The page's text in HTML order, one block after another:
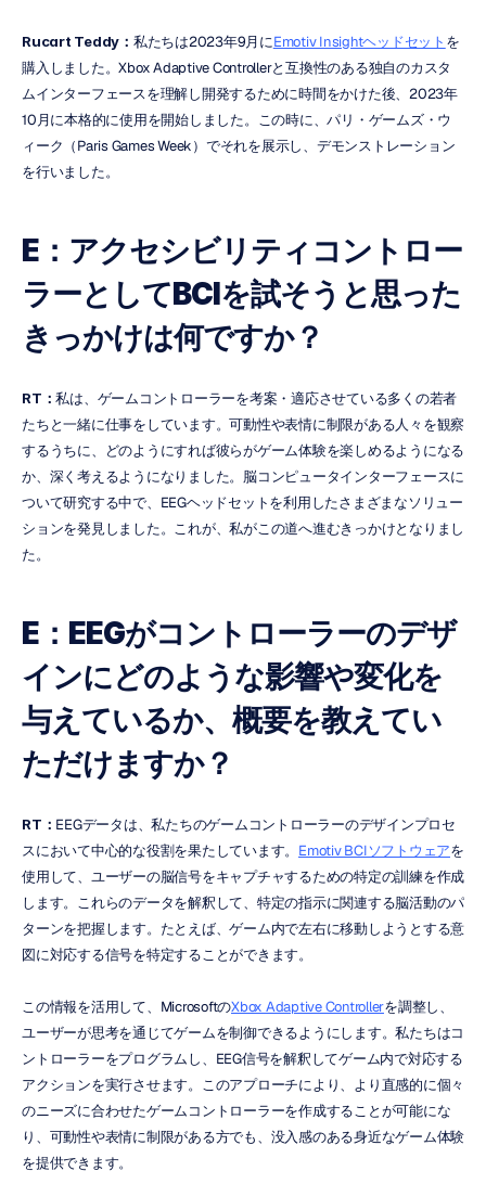
Rucart Teddy： 私たちは2023年9月にEmotiv Insightヘッドセット を
購入しました。Xbox Adaptive Controllerと互換性のある独自のカスタ
ムインターフェースを理解し開発するために時間をかけた後、2023年
10月に本格的に使用を開始しました。この時に、パリ・ゲームズ・ウ
ィーク（Paris Games Week）でそれを展示し、デモンストレーション
を行いました。
E：アクセシビリティコントロー
ラーとしてBCIを試そうと思った
きっかけは何ですか？
RT：私は、ゲームコントローラーを考案・適応させている多くの若者
たちと一緒に仕事をしています。可動性や表情に制限がある人々を観察
するうちに、どのようにすれば彼らがゲーム体験を楽しめるようになる
か、深く考えるようになりました。脳コンピュータインターフェースに
ついて研究する中で、EEGヘッドセットを利用したさまざまなソリュー
ションを発見しました。これが、私がこの道へ進むきっかけとなりまし
た。
E：EEGがコントローラーのデザ
インにどのような影響や変化を
与えているか、概要を教えてい
ただけますか？
RT： EEGデータは、私たちのゲームコントローラーのデザインプロセ
スにおいて中心的な役割を果たしています。 Emotiv BCIソフトウェアを
使用して、ユーザーの脳信号をキャプチャするための特定の訓練を作成
します。これらのデータを解釈して、特定の指示に関連する脳活動のパ
ターンを把握します。たとえば、ゲーム内で左右に移動しようとする意
図に対応する信号を特定することができます。
この情報を活用して、MicrosoftのXbox Adaptive Controllerを調整し、
ユーザーが思考を通じてゲームを制御できるようにします。私たちはコ
ントローラーをプログラムし、EEG信号を解釈してゲーム内で対応する
アクションを実行させます。このアプローチにより、より直感的に個々
のニーズに合わせたゲームコントローラーを作成することが可能にな
り、可動性や表情に制限がある方でも、没入感のある身近なゲーム体験
を提供できます。